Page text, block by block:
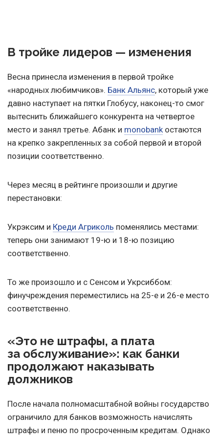
В тройке лидеров — изменения
Весна принесла изменения в первой тройке
«народных любимчиков». Банк Альянс, который уже
давно наступает на пятки Глобусу, наконец-то смог
вытеснить ближайшего конкурента на четвертое
место и занял третье. Абанк и monobankостаются
на крепко закрепленных за собой первой и второй
позиции соответственно.
Через месяц в рейтинге произошли и другие
перестановки:
Укрэксим и Креди Агриколь поменялись местами:
теперь они занимают 19-ю и 18-ю позицию
соответственно.
То же произошло и с Сенсом и Укрсиббом:
финучреждения переместились на 25-е и 26-е место
соответственно.
«Это не штрафы, а плата
за обслуживание»: как банки
продолжают наказывать
должников
После начала полномасштабной войны государство
ограничило для банков возможность начислять
штрафы и пеню по просроченным кредитам. Однако